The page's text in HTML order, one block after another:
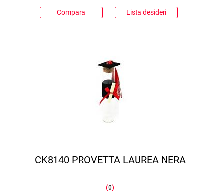
Compara Lista desideri
CK8140 PROVETTA LAUREA NERA
(0)